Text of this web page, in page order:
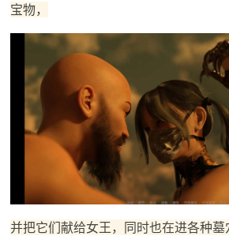
宝物，
并把它们献给女王，同时也在进各种墓